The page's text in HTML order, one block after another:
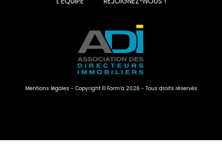
Mentions légales - Copyright © Form’a 2026 - Tous droits réservés